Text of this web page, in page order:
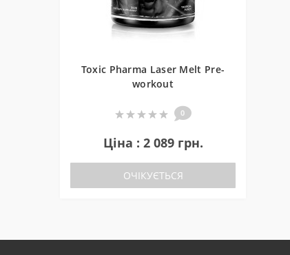
Toxic Pharma Laser Melt Pre-
workout
0
Ціна : 2 089 грн.
ОЧІКУЄТЬСЯ